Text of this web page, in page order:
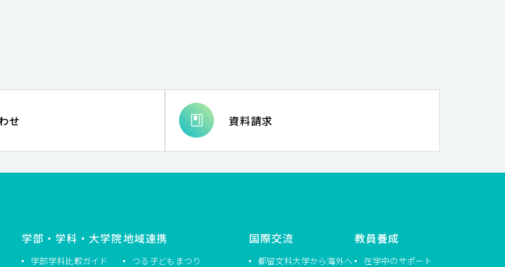
せ 資料請求
学部・学科・大学院
学部学科比較ガイド
地域連携
つる子どもまつり
国際交流
都留文科大学から海外へ
教員養成
在学中のサポート